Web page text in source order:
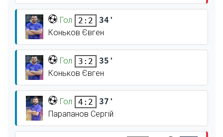
Гол 2:2
34'
Коньков Євген
Гол 3:2
35'
Коньков Євген
Гол 4:2
37'
Парапанов Сергій